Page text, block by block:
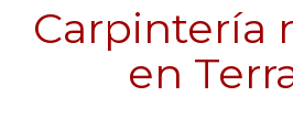
Carpintería
en